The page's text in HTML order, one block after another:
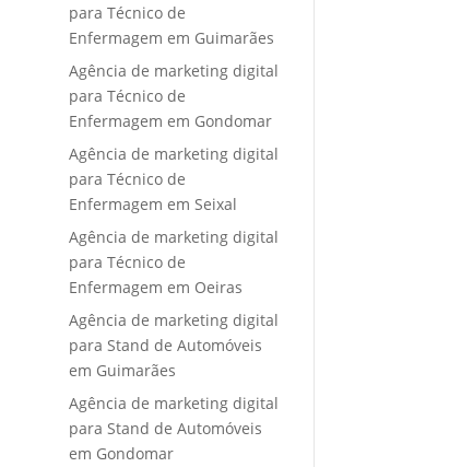
para Técnico de
Enfermagem em Guimarães
Agência de marketing digital
para Técnico de
Enfermagem em Gondomar
Agência de marketing digital
para Técnico de
Enfermagem em Seixal
Agência de marketing digital
para Técnico de
Enfermagem em Oeiras
Agência de marketing digital
para Stand de Automóveis
em Guimarães
Agência de marketing digital
para Stand de Automóveis
em Gondomar